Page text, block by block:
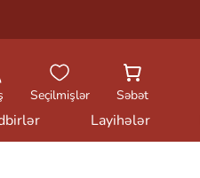
Seçilmişlər Səbət
Layihələr